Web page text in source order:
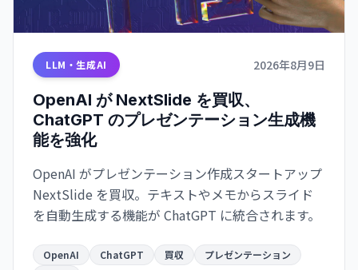
LLM・生成AI 2026年8月9日
OpenAI が NextSlide を買収、
ChatGPT のプレゼンテーション生成機
能を強化
OpenAI がプレゼンテーション作成スタートアップ
NextSlide を買収。テキストやメモからスライド
を自動生成する機能が ChatGPT に統合されます。
OpenAI ChatGPT 買収
プレゼンテーション